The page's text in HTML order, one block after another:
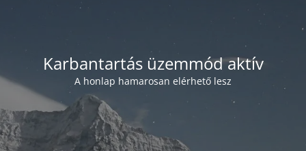
Karbantartás üzemmód aktív
A honlap hamarosan elérhető lesz